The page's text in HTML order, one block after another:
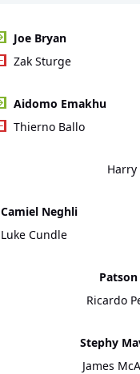
Joe Bryan
Zak Sturge
Aidomo Emakhu
Thierno Ballo
Harry
Camiel Neghli
Luke Cundle
Ricardo
Stephy
James